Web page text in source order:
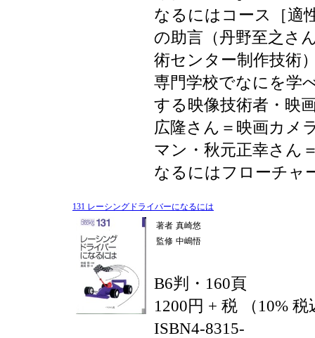
なるにはコース［適
の助言（丹野至之さ
術センター制作技術
専門学校でなにを学
する映像技術者・映
広隆さん＝映画カメ
マン・秋元正幸さん
なるにはフローチャ
131 レーシングドライバーになるには
著者 真崎悠
監修 中嶋悟
B6判・160頁
1200円 + 税 （10%
ISBN4-8315-